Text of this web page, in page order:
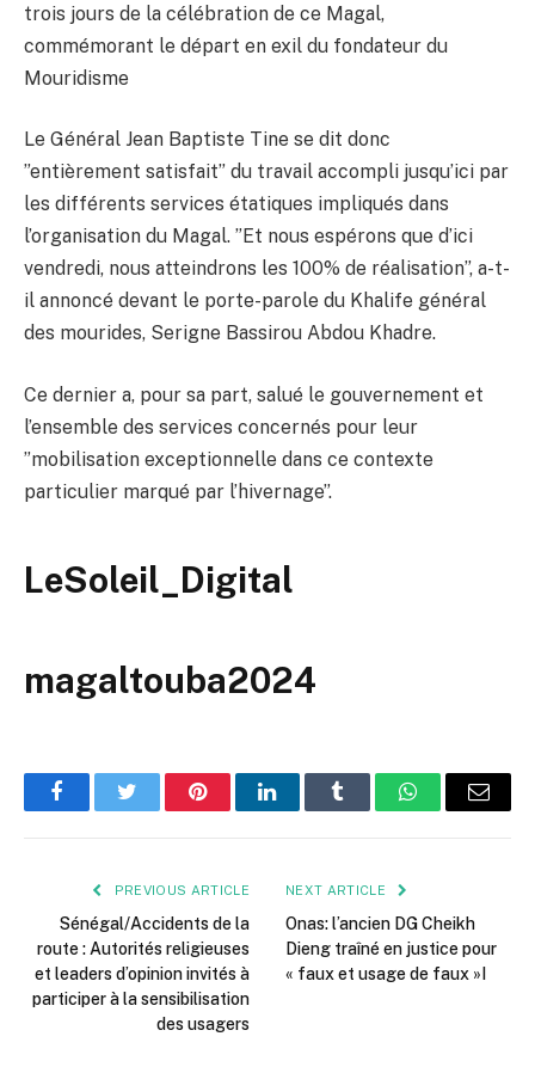
trois jours de la célébration de ce Magal,
commémorant le départ en exil du fondateur du
Mouridisme
Le Général Jean Baptiste Tine se dit donc
”entièrement satisfait” du travail accompli jusqu’ici par
les différents services étatiques impliqués dans
l’organisation du Magal. ”Et nous espérons que d’ici
vendredi, nous atteindrons les 100% de réalisation”, a-t-
il annoncé devant le porte-parole du Khalife général
des mourides, Serigne Bassirou Abdou Khadre.
Ce dernier a, pour sa part, salué le gouvernement et
l’ensemble des services concernés pour leur
”mobilisation exceptionnelle dans ce contexte
particulier marqué par l’hivernage”.
LeSoleil_Digital
magaltouba2024
FacebookTwitter PinterestLinkedInTumblr WhatsAppEmail
PREVIOUS ARTICLE
Sénégal/Accidents de la
route : Autorités religieuses
et leaders d’opinion invités à
participer à la sensibilisation
des usagers
NEXT ARTICLE
Onas: l’ancien DG Cheikh
Dieng traîné en justice pour
« faux et usage de faux »I